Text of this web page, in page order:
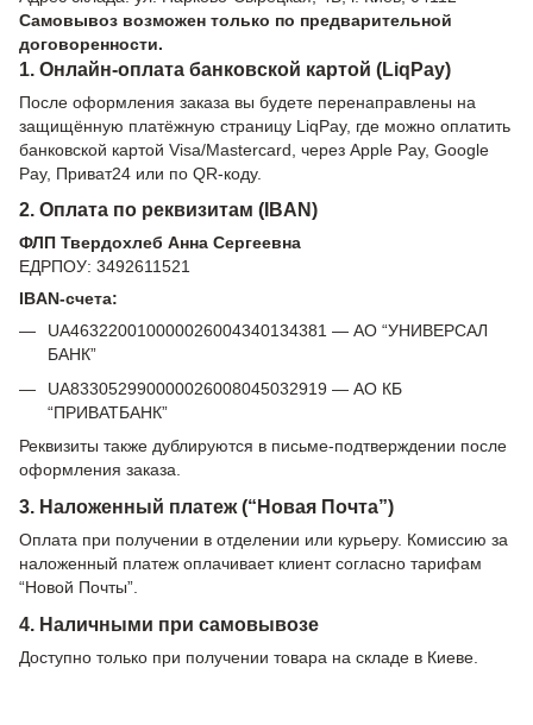
Самовывоз возможен только по предварительной
договоренности.
1. Онлайн-оплата банковской картой (LiqPay)
После оформления заказа вы будете перенаправлены на
защищённую платёжную страницу LiqPay, где можно оплатить
банковской картой Visa/Mastercard, через Apple Pay, Google
Pay, Приват24 или по QR-коду.
2. Оплата по реквизитам (IBAN)
ФЛП Твердохлеб Анна Сергеевна
ЕДРПОУ: 3492611521
IBAN-счета:
UA463220010000026004340134381 — АО “УНИВЕРСАЛ
БАНК”
UA833052990000026008045032919 — АО КБ
“ПРИВАТБАНК”
Реквизиты также дублируются в письме-подтверждении после
оформления заказа.
3. Наложенный платеж (“Новая Почта”)
Оплата при получении в отделении или курьеру. Комиссию за
наложенный платеж оплачивает клиент согласно тарифам
“Новой Почты”.
4. Наличными при самовывозе
Доступно только при получении товара на складе в Киеве.